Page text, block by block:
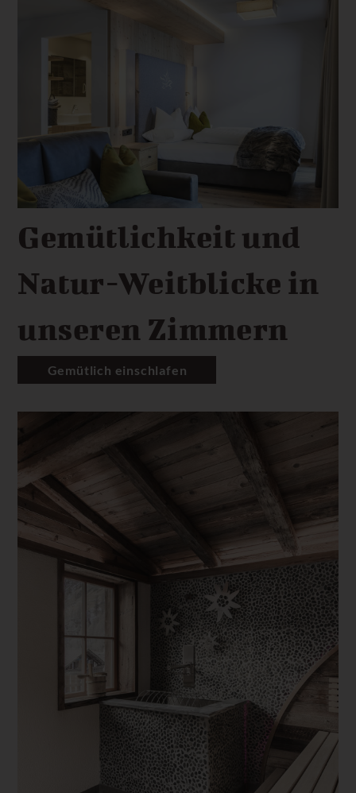
Gemütlichkeit und
Natur-Weitblicke in
unseren Zimmern
Gemütlich einschlafen